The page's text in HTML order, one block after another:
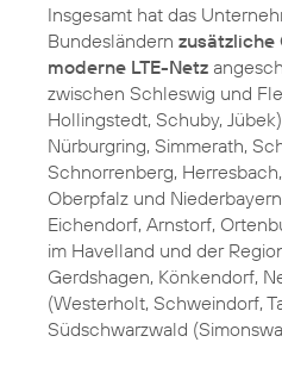
Insgesamt hat das
Bundesländern zusätzliche
moderne LTE-Netz
zwischen Schleswig und
Hollingstedt, Schuby,
Nürburgring, Simmerath,
Schnorrenberg,
Oberpfalz und
Eichendorf, Arnstorf,
im Havelland und der
Gerdshagen, Könkendorf,
(Westerholt, Schweindorf,
Südschwarzwald